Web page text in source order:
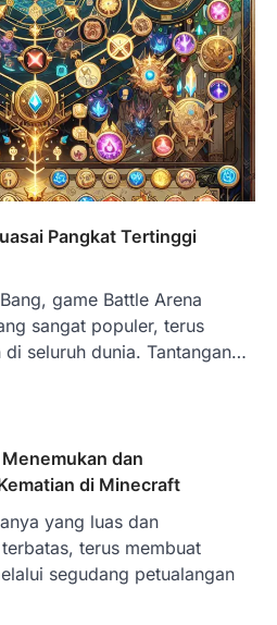
Pangkat Tertinggi
game Battle Arena
sangat populer, terus
seluruh dunia. Tantangan…
dan
di Minecraft
yang luas dan
terus membuat
segudang petualangan